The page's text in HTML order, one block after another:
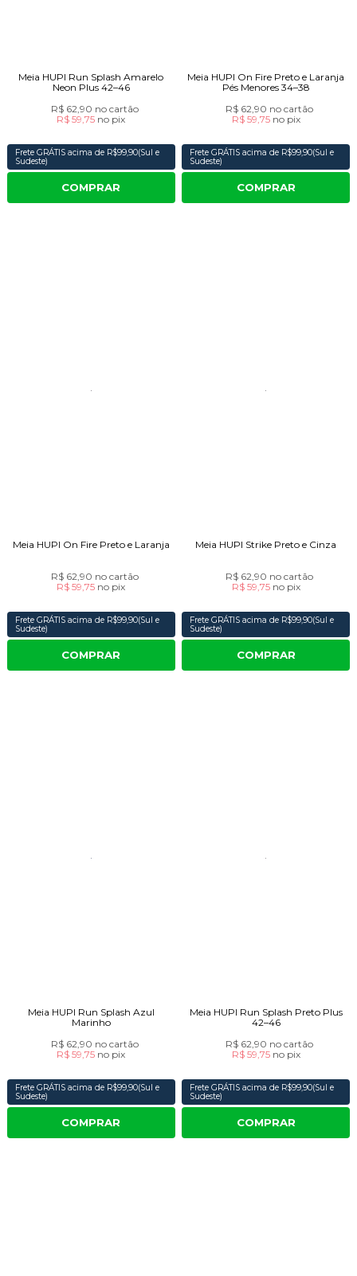
Meia HUPI Run Splash Amarelo
Neon Plus 42–46
R$ 62,90 no cartão
R$ 59,75 no pix
Frete GRÁTIS acima de R$99,90(Sul e
Sudeste)
COMPRAR
Meia HUPI On Fire Preto e Laranja
Pés Menores 34–38
R$ 62,90 no cartão
R$ 59,75 no pix
Frete GRÁTIS acima de R$99,90(Sul e
Sudeste)
COMPRAR
Meia HUPI On Fire Preto e Laranja
R$ 62,90 no cartão
R$ 59,75 no pix
Frete GRÁTIS acima de R$99,90(Sul e
Sudeste)
COMPRAR
Meia HUPI Strike Preto e Cinza
R$ 62,90 no cartão
R$ 59,75 no pix
Frete GRÁTIS acima de R$99,90(Sul e
Sudeste)
COMPRAR
Meia HUPI Run Splash Azul
Marinho
R$ 62,90 no cartão
R$ 59,75 no pix
Frete GRÁTIS acima de R$99,90(Sul e
Sudeste)
COMPRAR
Meia HUPI Run Splash Preto Plus
42–46
R$ 62,90 no cartão
R$ 59,75 no pix
Frete GRÁTIS acima de R$99,90(Sul e
Sudeste)
COMPRAR